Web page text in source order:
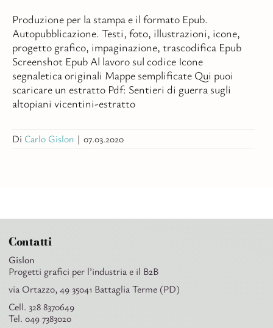
Produzione per la stampa e il formato Epub.
Autopubblicazione. Testi, foto, illustrazioni, icone,
progetto grafico, impaginazione, trascodifica Epub
Screenshot Epub Al lavoro sul codice Icone
segnaletica originali Mappe semplificate Qui puoi
scaricare un estratto Pdf: Sentieri di guerra sugli
altopiani vicentini-estratto
Di Carlo Gislon | 07.03.2020
Contatti
Gislon
Progetti grafici per l’industria e il B2B
via Ortazzo, 49 35041 Battaglia Terme (PD)
Cell. 328 8370649
Tel. 049 7383020